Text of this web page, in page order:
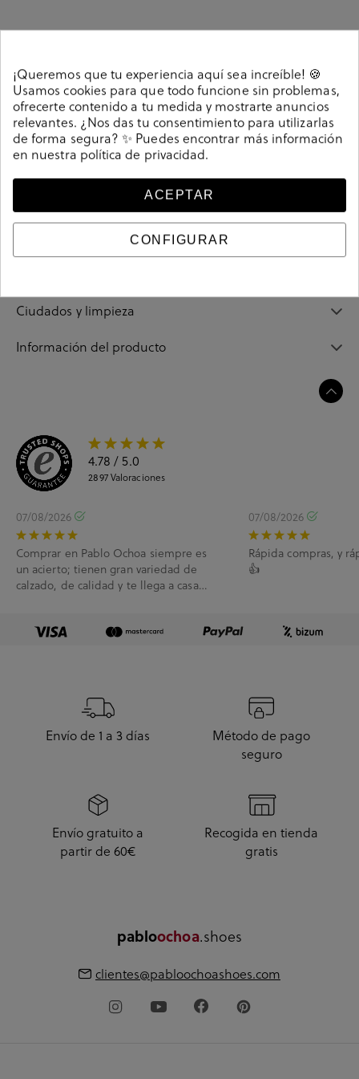
COMPLEM. ROPA Kénnebec KENNEBEC SOCKS en
gris. Divertidos calcetines unisex de algodón peinado
de alta calidad para darle un toque de color a tu look
casual o de vestir. Contiene un par de calcetines unisex.
Elastano. Tallaje: 00 (36-40) y 01 (41-46).
Referencia212739
Ciudados y limpieza
Información del producto
4.78 / 5.0
2897Valoraciones
07/08/2026
Comprar en Pablo Ochoa siempre es
un acierto; tienen gran variedad de
calzado, de calidad y te llega a casa
07/08/2026
Rápida compras, y
👍
Envío de 1 a 3 días
Método de pago
seguro
Envío gratuito a
partir de 60€
Recogida en tienda
gratis
pabloochoa.shoes
clientes@pabloochoashoes.com
¡Queremos que tu experiencia aquí sea increíble! 🍪
Usamos cookies para que todo funcione sin problemas,
ofrecerte contenido a tu medida y mostrarte anuncios
relevantes. ¿Nos das tu consentimiento para utilizarlas
de forma segura? ✨ Puedes encontrar más información
en nuestra política de privacidad.
ACEPTAR
CONFIGURAR